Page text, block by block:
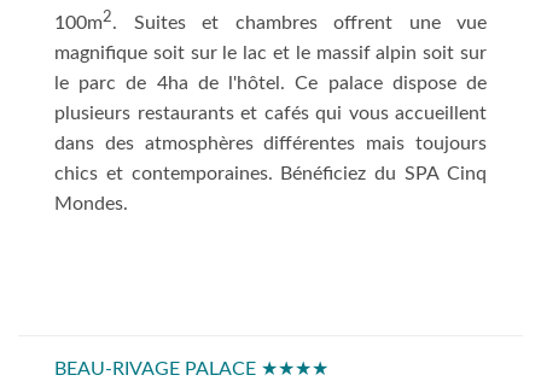
100m2. Suites et chambres offrent une vue
magnifique soit sur le lac et le massif alpin soit sur
le parc de 4ha de l'hôtel. Ce palace dispose de
plusieurs restaurants et cafés qui vous accueillent
dans des atmosphères différentes mais toujours
chics et contemporaines. Bénéficiez du SPA Cinq
Mondes.
BEAU-RIVAGE PALACE ★★★★